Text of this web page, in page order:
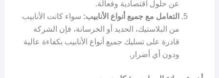
عن حلول اقتصادية وفعالة.
التعامل مع جميع أنواع الأنابيب: سواء كانت الأنابيب
من البلاستيك، الحديد أو الخرسانة، فإن الشركة
قادرة على تسليك جميع أنواع الأنابيب بكفاءة عالية
ودون أي أضرار.